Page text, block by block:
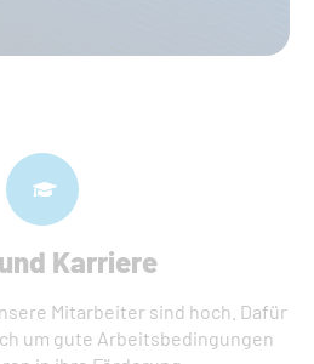
Karriere
Mitarbeiter sind hoch. Dafür
um gute Arbeitsbedingungen